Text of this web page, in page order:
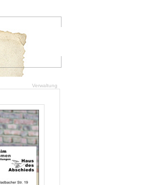
Verwaltung